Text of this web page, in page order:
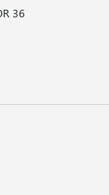
36